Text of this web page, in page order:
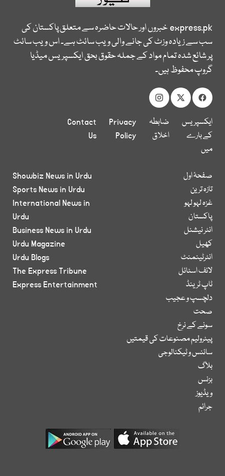
express.pkخبروں اور حالات حاضرہ سے متعلق پاکستان کی
سب سے زیادہ وزٹ کی جانے والی ویب سائٹ ہے۔ اس ویب سائٹ
پر شائع شدہ تمام مواد کے جملہ حقوق بحق ایکسپریس میڈیا
گروپ محفوظ ہیں۔
ایکسپریس
کے بارے
میں
ضابطہ
اخلاق
Privacy
Policy
Contact
Us
صفحۂ اول
تازہ ترین
غزہ لہو لہو
پاکستان
انٹر نیشنل
کھیل
انٹرٹینمنٹ
لائف اسٹائل
ٹاپ ٹرینڈ
دلچسپ و عجیب
صحت
سونے کے نرخ
پیٹرولیم مصنوعات کی قیمتیں
سائنس و ٹیکنالوجی
بلاگ
بزنس
ویڈیوز
جرائم
Showbiz News in Urdu
Sports News in Urdu
International News in
Urdu
Business News in Urdu
Urdu Magazine
Urdu Blogs
The Express Tribune
Express Entertainment